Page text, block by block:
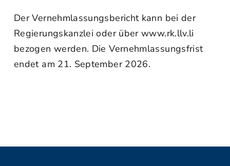
Der Vernehmlassungsbericht kann bei der
Regierungskanzlei oder über www.rk.llv.li
bezogen werden. Die Vernehmlassungsfrist
endet am 21. September 2026.